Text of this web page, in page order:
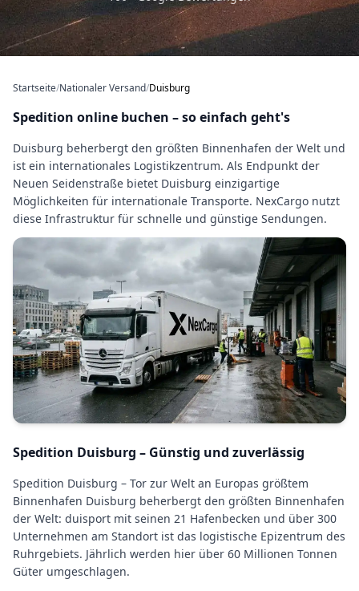
Startseite/Nationaler Versand/Duisburg
Spedition online buchen – so einfach geht's
Duisburg beherbergt den größten Binnenhafen der Welt und
ist ein internationales Logistikzentrum. Als Endpunkt der
Neuen Seidenstraße bietet Duisburg einzigartige
Möglichkeiten für internationale Transporte. NexCargo nutzt
diese Infrastruktur für schnelle und günstige Sendungen.
Spedition Duisburg – Günstig und zuverlässig
Spedition Duisburg – Tor zur Welt an Europas größtem
Binnenhafen Duisburg beherbergt den größten Binnenhafen
der Welt: duisport mit seinen 21 Hafenbecken und über 300
Unternehmen am Standort ist das logistische Epizentrum des
Ruhrgebiets. Jährlich werden hier über 60 Millionen Tonnen
Güter umgeschlagen.